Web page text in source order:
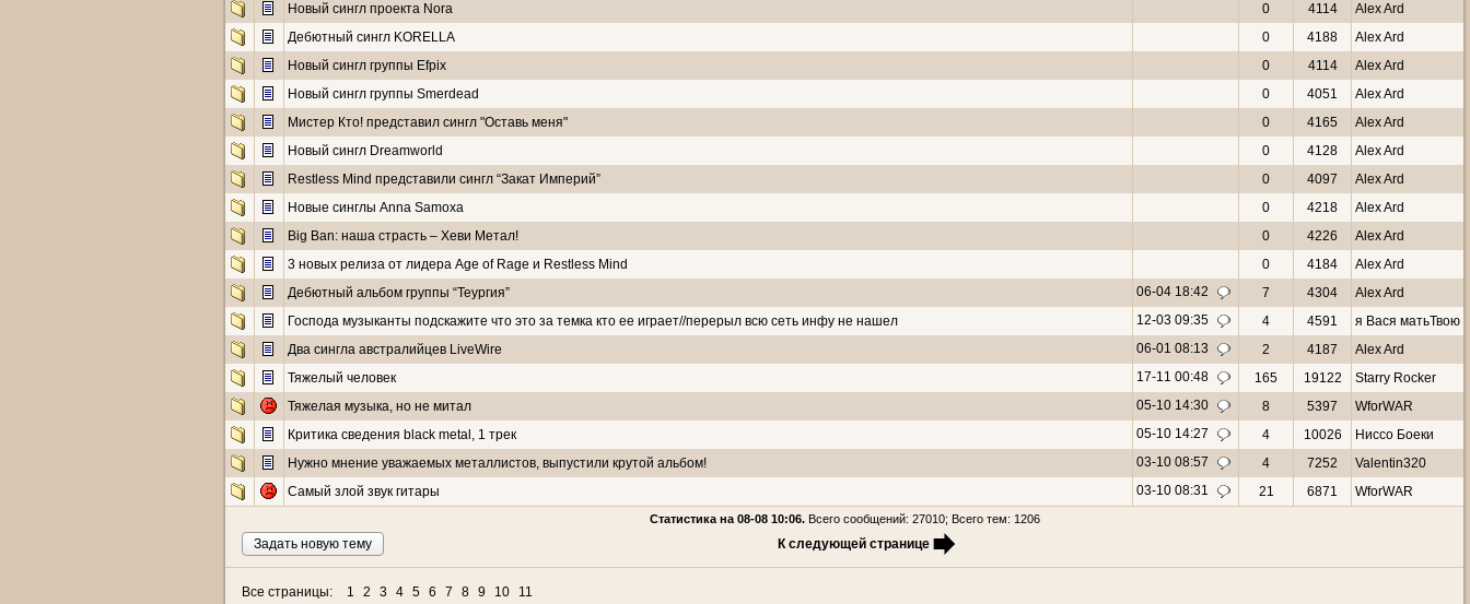
Новый сингл проекта Nora
0 4114
Alex Ard
Дебютный сингл KORELLA
0 4188
Alex Ard
Новый сингл группы Efpix
0 4114
Alex Ard
Новый сингл группы Smerdead
0 4051
Alex Ard
Мистер Кто! представил сингл "Оставь меня"
0 4165
Alex Ard
Новый сингл Dreamworld
0 4128
Alex Ard
Restless Mind представили сингл “Закат Империй”
0 4097
Alex Ard
Новые синглы Anna Samoxa
0 4218
Alex Ard
Big Ban: наша страсть – Хеви Метал!
0 4226
Alex Ard
3 новых релиза от лидера Age of Rage и Restless Mind
0 4184
Alex Ard
Дебютный альбом группы “Теургия”
06-04 18:42 7 4304
Alex Ard
Господа музыканты подскажите что это за темка кто ее играет//перерыл всю сеть инфу не нашел
12-03 09:35 4 4591
я Вася матьТвою
Два сингла австралийцев LiveWire
06-01 08:13 2 4187
Alex Ard
Тяжелый человек
17-11 00:48 165 19122
Starry Rocker
Тяжелая музыка, но не митал
05-10 14:30 8 5397
WforWAR
Критика сведения black metal, 1 трек
05-10 14:27 4 10026
Ниссо Боеки
Нужно мнение уважаемых металлистов, выпустили крутой альбом!
03-10 08:57 4 7252
Valentin320
Самый злой звук гитары
03-10 08:31 21 6871 WforWAR
Статистика на 08-08 10:06.Всего сообщений: 27010; Всего тем: 1206
Задать новую тему К следующей странице
Все страницы: 1 2 3 4 5 6 7 8 9 10 11